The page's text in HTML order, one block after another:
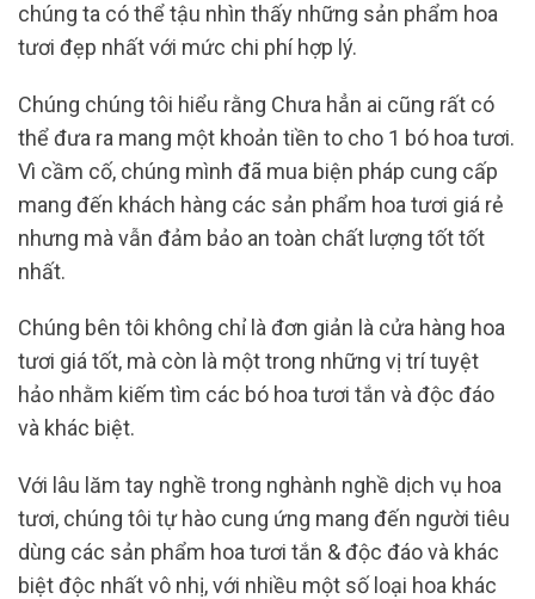
chúng ta có thể tậu nhìn thấy những sản phẩm hoa
tươi đẹp nhất với mức chi phí hợp lý.
Chúng chúng tôi hiểu rằng Chưa hẳn ai cũng rất có
thể đưa ra mang một khoản tiền to cho 1 bó hoa tươi.
Vì cầm cố, chúng mình đã mua biện pháp cung cấp
mang đến khách hàng các sản phẩm hoa tươi giá rẻ
nhưng mà vẫn đảm bảo an toàn chất lượng tốt tốt
nhất.
Chúng bên tôi không chỉ là đơn giản là cửa hàng hoa
tươi giá tốt, mà còn là một trong những vị trí tuyệt
hảo nhằm kiếm tìm các bó hoa tươi tắn và độc đáo
và khác biệt.
Với lâu lăm tay nghề trong nghành nghề dịch vụ hoa
tươi, chúng tôi tự hào cung ứng mang đến người tiêu
dùng các sản phẩm hoa tươi tắn & độc đáo và khác
biệt độc nhất vô nhị, với nhiều một số loại hoa khác